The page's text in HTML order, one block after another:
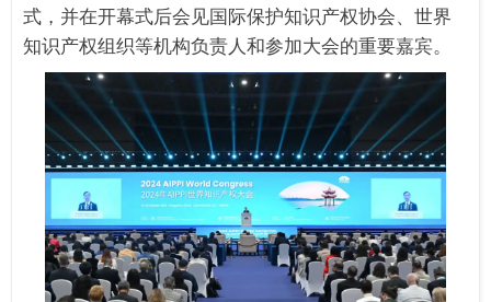
式，并在开幕式后会见国际保护知识产权协会、世界
知识产权组织等机构负责人和参加大会的重要嘉宾。